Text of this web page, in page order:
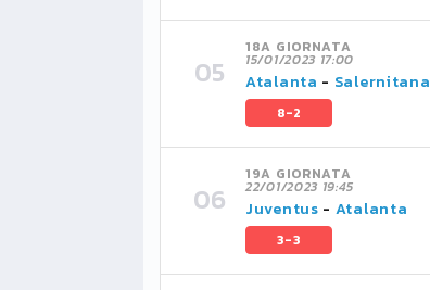
18A GIORNATA
15/01/2023 17:00
Atalanta - Salernitana
8-2
19A GIORNATA
22/01/2023 19:45
Juventus - Atalanta
3-3